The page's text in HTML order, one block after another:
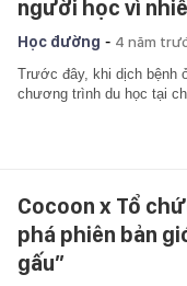
người học vì
Học đường - 4 năm
Trước đây, khi dịch bệnh
chương trình du học tại
Cocoon x Tổ
phá phiên bản
gấu”